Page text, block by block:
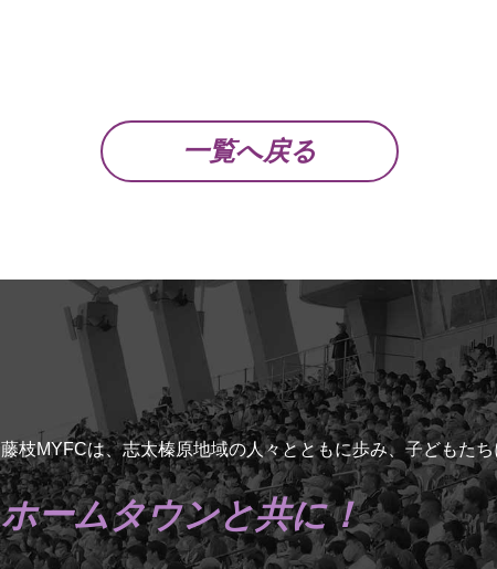
一覧へ戻る
藤枝MYFCは、志太榛原地域の人々とともに歩み、子どもた
ホームタウンと共に！